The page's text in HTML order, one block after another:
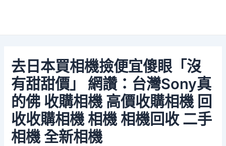
去日本買相機撿便宜傻眼「沒
有甜甜價」 網讚：台灣Sony真
的佛 收購相機 高價收購相機 回
收收購相機 相機 相機回收 二手
相機 全新相機